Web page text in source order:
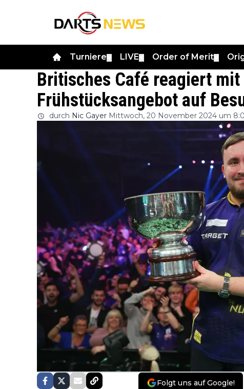
Turniere LIVE Order of Merit
Britisches Café reagiert
Frühstücksangebot auf
durch Nic Gayer Mittwoch, 20 November 2024 um
Folgt uns auf Google!